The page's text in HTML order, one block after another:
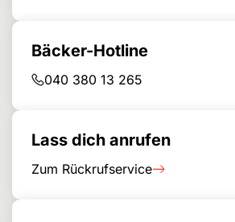
Bäcker-Hotline
040 380 13 265
Lass dich anrufen
Zum Rückrufservice